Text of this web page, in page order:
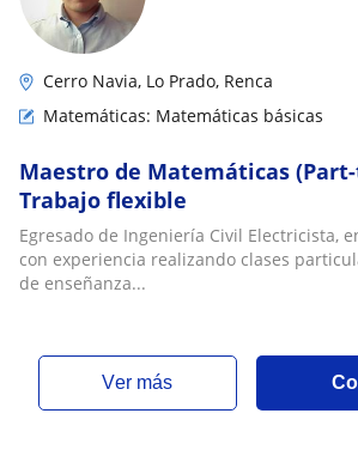
Cerro Navia, Lo Prado, Renca
Matemáticas: Matemáticas básicas
Maestro de Matemáticas
Trabajo flexible
Egresado de Ingeniería Civil Electricista,
con experiencia realizando clases
de enseñanza...
ver más